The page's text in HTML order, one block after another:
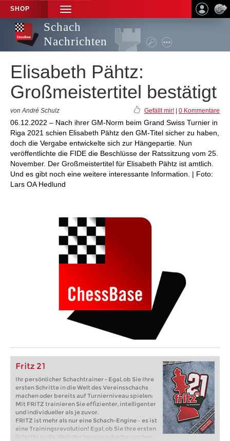
SHOP
TOGGLE
NAVIGATION
Schach
Nachrichten
Elisabeth Pähtz:
Großmeistertitel bestätigt
von André Schulz Gefällt mir! 0 Kommentare
06.12.2022 – Nach ihrer GM-Norm beim Grand Swiss Turnier in
Riga 2021 schien Elisabeth Pähtz den GM-Titel sicher zu haben,
doch die Vergabe entwickelte sich zur Hängepartie. Nun
veröffentlichte die FIDE die Beschlüsse der Ratssitzung vom 25.
November. Der Großmeistertitel für Elisabeth Pähtz ist amtlich.
Und es gibt noch eine weitere interessante Information. | Foto:
Lars OA Hedlund
Fritz 21
Ihr persönlicher Schachtrainer - Egal, ob Sie Ihre
ersten Schritte in die Welt des Vereinsschachs
machen oder bereits auf Turnierniveau spielen:
Mit FRITZ trainieren Sie effizienter, intelligenter
und individueller als je zuvor.
FRITZ ist mehr als nur eine Schach-Engine – es ist
eine Trainingsrevolution! Egal, ob Sie Ihre ersten
Schritte in die Welt des Vereinsschachs machen